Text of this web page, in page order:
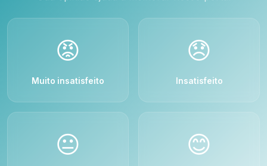
😡
Muito insatisfeito
😞
Insatisfeito
😐 😊